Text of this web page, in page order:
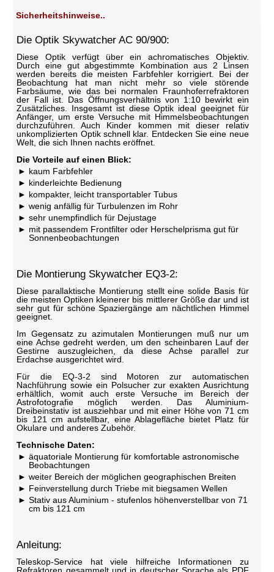
Sicherheitshinweise..
Die Optik Skywatcher AC 90/900:
Diese Optik verfügt über ein achromatisches Objektiv.
Durch eine gut abgestimmte Kombination aus 2 Linsen
werden bereits die meisten Farbfehler korrigiert. Bei der
Beobachtung hat man nicht mehr so viele störende
Farbsäume, wie das bei normalen Fraunhoferrefraktoren
der Fall ist. Das Öffnungsverhältnis von 1:10 bewirkt ein
Zusätzliches. Insgesamt ist diese Optik ideal geeignet für
Anfänger, um erste Versuche mit Himmelsbeobachtungen
durchzuführen. Auch Kinder kommen mit dieser relativ
unkomplizierten Optik schnell klar. Entdecken Sie eine neue
Welt, die sich Ihnen nachts eröffnet.
Die Vorteile auf einen Blick:
kaum Farbfehler
kinderleichte Bedienung
kompakter, leicht transportabler Tubus
wenig anfällig für Turbulenzen im Rohr
sehr unempfindlich für Dejustage
mit passendem Frontfilter oder Herschelprisma gut für
Sonnenbeobachtungen
Die Montierung Skywatcher EQ3-2:
Diese parallaktische Montierung stellt eine solide Basis für
die meisten Optiken kleinerer bis mittlerer Größe dar und ist
sehr gut für schöne Spaziergänge am nächtlichen Himmel
geeignet.
Im Gegensatz zu azimutalen Montierungen muß nur um
eine Achse gedreht werden, um den scheinbaren Lauf der
Gestirne auszugleichen, da diese Achse parallel zur
Erdachse ausgerichtet wird.
Für die EQ-3-2 sind Motoren zur automatischen
Nachführung sowie ein Polsucher zur exakten Ausrichtung
erhältlich, womit auch erste Versuche im Bereich der
Astrofotografie möglich werden. Das Aluminium-
Dreibeinstativ ist ausziehbar und mit einer Höhe von 71 cm
bis 121 cm aufstellbar, eine Ablagefläche bietet Platz für
Okulare und anderes Zubehör.
Technische Daten:
äquatoriale Montierung für komfortable astronomische
Beobachtungen
weiter Bereich der möglichen geographischen Breiten
Feinverstellung durch Triebe mit biegsamen Wellen
Stativ aus Aluminium - stufenlos höhenverstellbar von 71
cm bis 121 cm
Anleitung:
Teleskop-Service hat viele hilfreiche Informationen zu